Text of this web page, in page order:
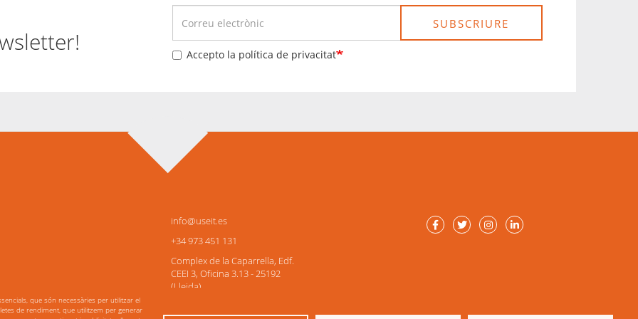
Accepto la política de privacitat
SUBSCRIURE
info@useit.es
+34 973 451 131
Complex de la Caparrella, Edf.
CEEI 3, Oficina 3.13 - 25192
(Lleida)
que són necessàries per utilitzar el
de rendiment, que utilitzem per generar